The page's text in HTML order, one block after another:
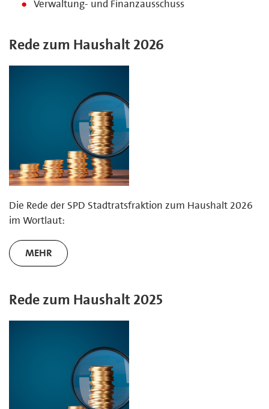
Verwaltung- und Finanzausschuss
Rede zum Haushalt 2026
Die Rede der SPD Stadtratsfraktion zum Haushalt 2026
im Wortlaut:
MEHR
Rede zum Haushalt 2025